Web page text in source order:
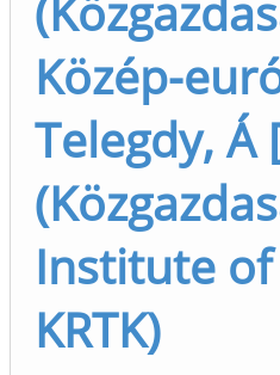
Közép-
Telegdy, Á
Institute of
KRTK)